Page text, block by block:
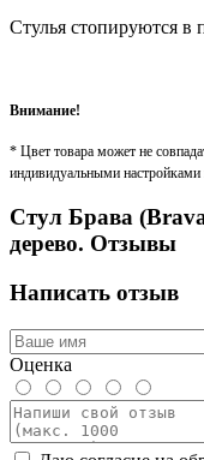
Стулья стопируются в
Внимание!
* Цвет товара может не
индивидуальными настройками
Стул Брава
дерево. Отзывы
Написать отзыв
Оценка